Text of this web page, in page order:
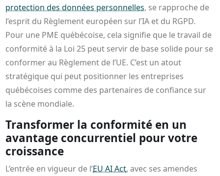
protection des données personnelles, se rapproche de
l’esprit du Règlement européen sur l’IA et du RGPD.
Pour une PME québécoise, cela signifie que le travail de
conformité à la Loi 25 peut servir de base solide pour se
conformer au Règlement de l’UE. C’est un atout
stratégique qui peut positionner les entreprises
québécoises comme des partenaires de confiance sur
la scène mondiale.
Transformer la conformité en un
avantage concurrentiel pour votre
croissance
L’entrée en vigueur de l’EU AI Act, avec ses amendes